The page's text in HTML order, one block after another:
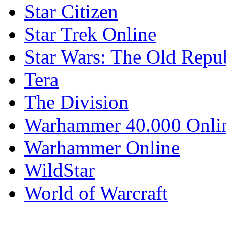
Star Citizen
Star Trek Online
Star Wars: The Old
Tera
The Division
Warhammer 40.000
Warhammer Online
WildStar
World of Warcraft